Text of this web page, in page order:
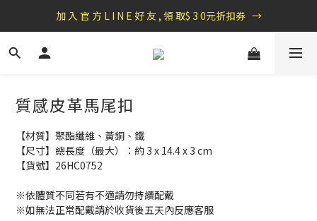
盛夏祭典：全館滿1000折100，滿2000贈『自粘式多功能包巾』
盛夏祭典：全館滿1000折100，滿2000贈『自粘式多功能包巾』
質感皮革馬尾扣
【材質】聚酯纖維、黃銅、鐵
【尺寸】總長度（最大）：約 3 x 14.4 x 3 cm
【貨號】26HC0752
※依體質不同若有不適請勿持續配戴
※如無法正常配戴請於收貨後五天內反應客服